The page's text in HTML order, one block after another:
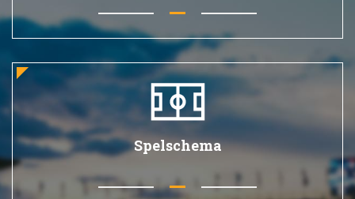
Spelschema